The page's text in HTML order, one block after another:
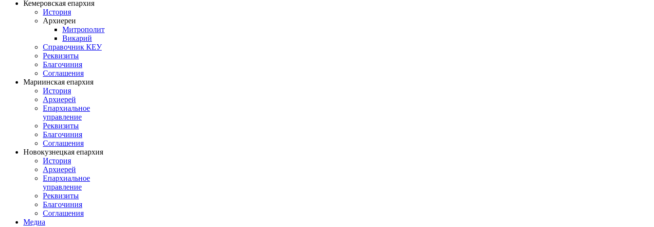
Кемеровская епархия
История
Архиереи
Митрополит
Викарий
Справочник КЕУ
Реквизиты
Благочиния
Соглашения
Мариинская епархия
История
Архиерей
Епархиальное
управление
Реквизиты
Благочиния
Соглашения
Новокузнецкая епархия
История
Архиерей
Епархиальное
управление
Реквизиты
Благочиния
Соглашения
Медиа